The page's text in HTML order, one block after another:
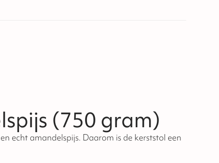
(750 gram)
echt amandelspijs. Daarom is de kerststol een